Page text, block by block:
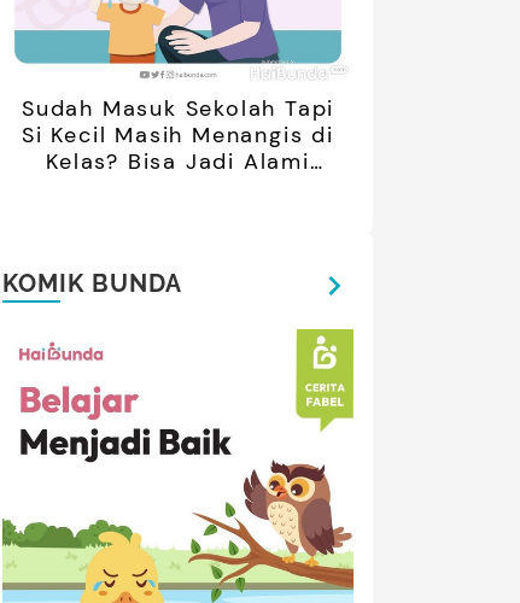
Sudah Masuk Sekolah Tapi
Si Kecil Masih Menangis di
Kelas? Bisa Jadi Alami
KOMIK BUNDA